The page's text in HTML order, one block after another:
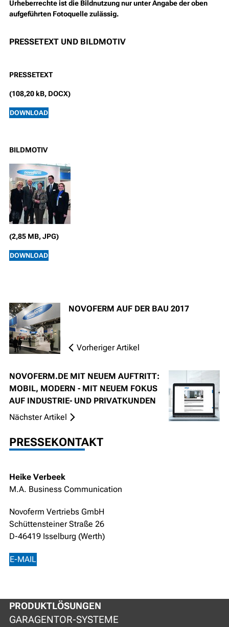
Urheberrechte ist die Bildnutzung nur unter Angabe der oben
aufgeführten Fotoquelle zulässig.
PRESSETEXT UND BILDMOTIV
PRESSETEXT
(108,20 kB, DOCX)
DOWNLOAD
BILDMOTIV
(2,85 MB, JPG)
DOWNLOAD
NOVOFERM AUF DER BAU 2017
Vorheriger Artikel
NOVOFERM.DE MIT NEUEM AUFTRITT:
MOBIL, MODERN - MIT NEUEM FOKUS
AUF INDUSTRIE- UND PRIVATKUNDEN
Nächster Artikel
PRESSEKONTAKT
Heike Verbeek
M.A. Business Communication
Novoferm Vertriebs GmbH
Schüttensteiner Straße 26
D-46419 Isselburg (Werth)
E-MAIL
PRODUKTLÖSUNGEN
GARAGENTOR-SYSTEME